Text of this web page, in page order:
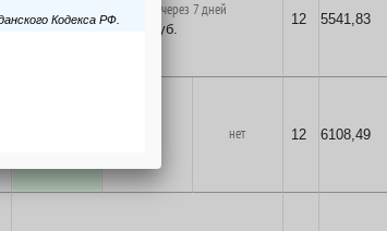
поставка на заказ через 7 дней
5380 руб.
12 5541,83
нет 12 6108,49